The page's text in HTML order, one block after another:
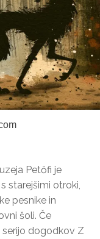
Petőfi je
starejšimi otroki,
pesnike in
šoli. Če
serijo dogodkov Z